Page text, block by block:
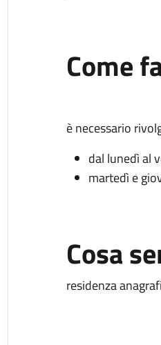
Come
è necessario
dal lunedì al
martedì e
Cosa
residenza